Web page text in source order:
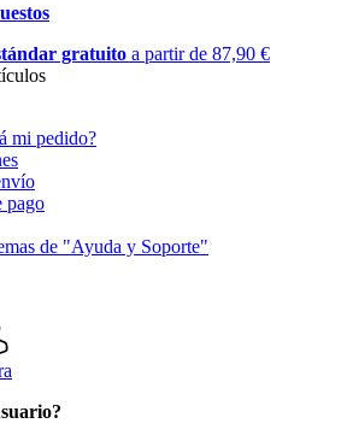
gratuito a partir de 87,90 €
mi pedido?
pago
de "Ayuda y Soporte"